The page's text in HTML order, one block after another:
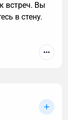
встреч. Вы
в стену.